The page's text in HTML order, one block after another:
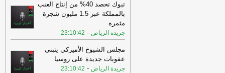
20:54
اجتماعي طرابلس المركز يدين
تصاعد الانفلات الامني بأحياء وأسواق
العاصمة- اخبار ليبيا الان
الحكومة التركية: اتفاقية “مكة
للدفاع المشترك” لا تتعارض مع التزامات
أنقرة تجاه ح-اخبار ليبيا الان
تبوك تحصد 40% من إنتاج العنب
بالمملكة عبر 1.5 مليون شجرة
مثمرة
جريدة الرياض -
23:10:42
مجلس الشيوخ الأميركي يتبنى
عقوبات جديدة على روسيا
جريدة الرياض -
23:10:42